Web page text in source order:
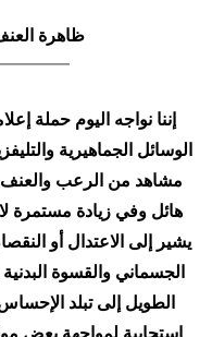
ظاهرة
إننا نواجه اليوم حملة
الوسائل الجماهيرية
مشاهد من الرعب والعنف
هائل وفي زيادة مستمرة
يشير إلى الاعتدال أو
الجسماني والقسوة
الطويل إلى تبلد
استجابية لمواجهة بعض